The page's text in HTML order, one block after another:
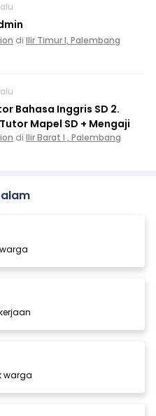
di Ilir Timur I, Palembang
Bahasa Inggris SD 2.
Mapel SD + Mengaji
di Ilir Barat I , Palembang
warga